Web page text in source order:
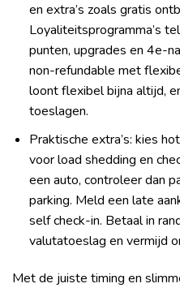
en extra’s zoals gratis
Loyaliteitsprogramma’s
punten, upgrades en 4e-
non-refundable met
loont flexibel bijna altijd,
toeslagen.
Praktische extra’s: kies
voor load shedding en
een auto, controleer dan
parking. Meld een late
self check-in. Betaal in
valutatoeslag en vermijd
Met de juiste timing en